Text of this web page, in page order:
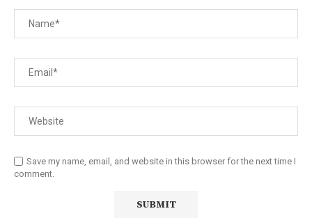
Save my name, email, and website in this browser for the next time I
comment.